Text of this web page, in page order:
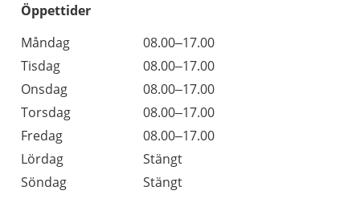
Öppettider
Dag
Öppettider
Kommentarer
Måndag
08.00–17.00
Tisdag
08.00–17.00
Onsdag
08.00–17.00
Torsdag
08.00–17.00
Fredag
08.00–17.00
Lördag
Stängt
Söndag
Stängt